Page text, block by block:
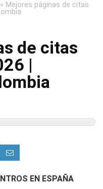
» Mejores páginas de citas
de citas
|
EN ESPAÑA